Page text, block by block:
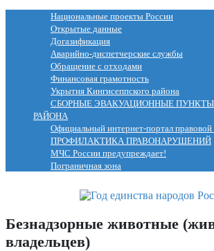
Национальные проекты России
Открытые данные
Догазификация
Аварийно-диспетчерские службы
Обращение с отходами
Финансовая грамотность
Укрытия Кингисеппского района
СБОРНЫЕ ЭВАКУАЦИОННЫЕ
РАЙОНА
Официальный интернет-портал
ПРОФИЛАКТИКА ПРАВОНАРУШЕНИЙ
МЧС России предупреждает!
Пограничная зона
Безнадзорные животные
владельцев)